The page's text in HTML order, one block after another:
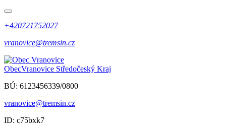
+420721752027
vranovice@tremsin.cz
ObecVranovice Středočeský Kraj
BÚ: 6123456339/0800
vranovice@tremsin.cz
ID: c75bxk7